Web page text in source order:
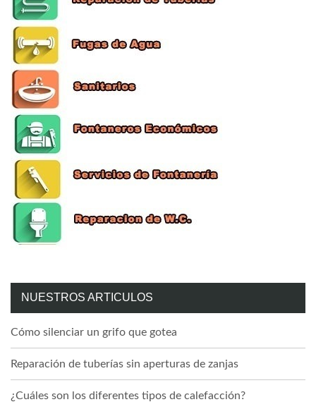
NUESTROS ARTICULOS
Cómo silenciar un grifo que gotea
Reparación de tuberías sin aperturas de zanjas
¿Cuáles son los diferentes tipos de calefacción?